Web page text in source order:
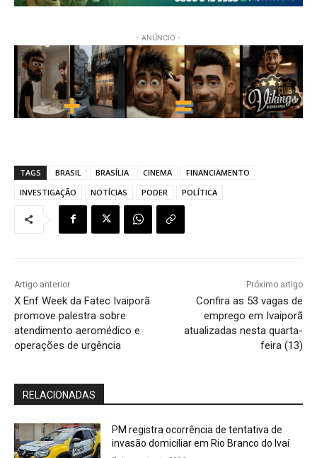
- ANÚNCIO -
TAGS BRASIL BRASÍLIA CINEMA
FINANCIAMENTO
INVESTIGAÇÃO
NOTÍCIAS PODER POLÍTICA
Artigo anterior
X Enf Week da Fatec Ivaiporã
promove palestra sobre
atendimento aeromédico e
operações de urgência
Próximo artigo
Confira as 53 vagas de
emprego em Ivaiporã
atualizadas nesta quarta-
feira (13)
RELACIONADAS
PM registra ocorrência de tentativa de
invasão domiciliar em Rio Branco do Ivaí